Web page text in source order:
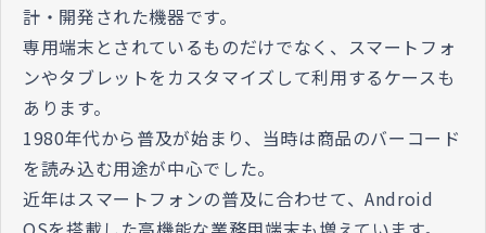
計・開発された機器です。
専用端末とされているものだけでなく、スマートフォ
ンやタブレットをカスタマイズして利用するケースも
あります。
1980年代から普及が始まり、当時は商品のバーコード
を読み込む用途が中心でした。
近年はスマートフォンの普及に合わせて、Android